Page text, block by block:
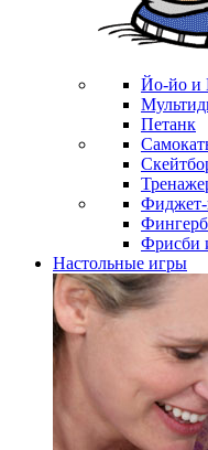
Йо-йо и
Петанк
Фрисби
Настольные игры